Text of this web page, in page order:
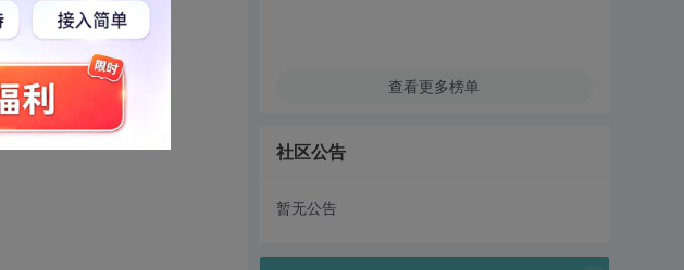
查看更多榜单
社区公告
暂无公告